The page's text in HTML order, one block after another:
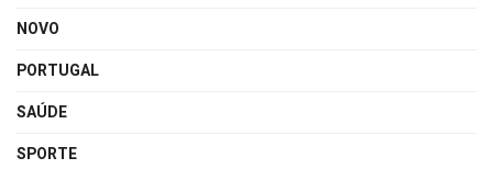
NOVO
PORTUGAL
SAÚDE
SPORTE